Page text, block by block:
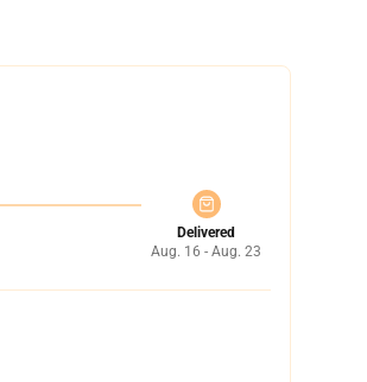
Delivered
Aug. 16 - Aug. 23